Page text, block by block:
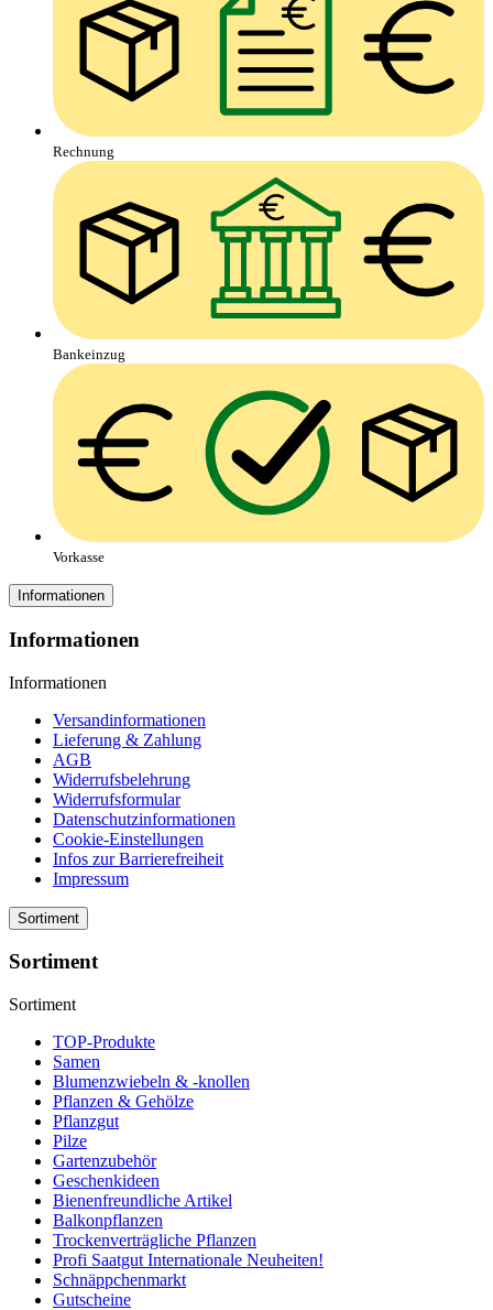
Rechnung
Bankeinzug
Vorkasse
Informationen
Informationen
Informationen
Versandinformationen
Lieferung & Zahlung
AGB
Widerrufsbelehrung
Widerrufsformular
Datenschutzinformationen
Cookie-Einstellungen
Infos zur Barrierefreiheit
Impressum
Sortiment
Sortiment
Sortiment
TOP-Produkte
Samen
Blumenzwiebeln & -knollen
Pflanzen & Gehölze
Pflanzgut
Pilze
Gartenzubehör
Geschenkideen
Bienenfreundliche Artikel
Balkonpflanzen
Trockenverträgliche Pflanzen
Profi Saatgut Internationale Neuheiten!
Schnäppchenmarkt
Gutscheine